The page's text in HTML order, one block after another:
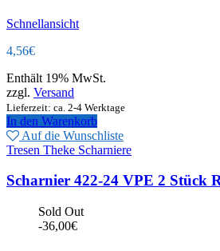
Schnellansicht
4,56€
Enthält 19% MwSt.
zzgl. Versand
Lieferzeit: ca. 2-4 Werktage
In den Warenkorb
Auf die Wunschliste
Tresen Theke Scharniere
Scharnier 422-24 VPE 2 Stück
Sold Out
-36,00€